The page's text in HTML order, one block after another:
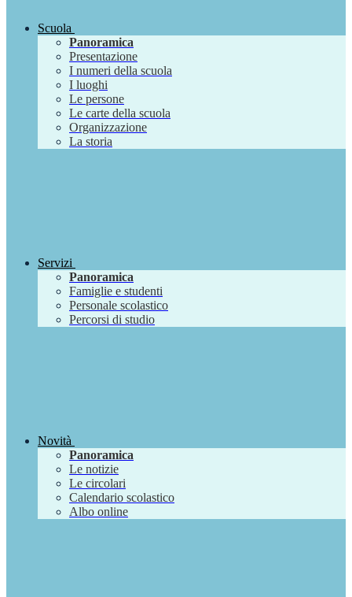
Scuola
Panoramica
Presentazione
I numeri della scuola
I luoghi
Le persone
Le carte della scuola
Organizzazione
La storia
Servizi
Panoramica
Famiglie e studenti
Personale scolastico
Percorsi di studio
Novità
Panoramica
Le notizie
Le circolari
Calendario scolastico
Albo online